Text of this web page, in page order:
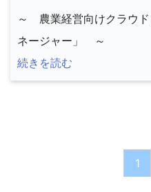
～ 農業経営向けクラウ
ネージャー」 ～
続きを読む
1